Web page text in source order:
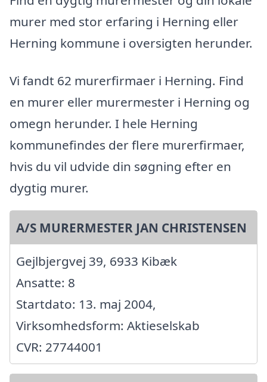
murer med stor erfaring i Herning eller
Herning kommune i oversigten herunder.
Vi fandt 62 murerfirmaer i Herning. Find
en murer eller murermester i Herning og
omegn herunder. I hele Herning
kommunefindes der flere murerfirmaer,
hvis du vil udvide din søgning efter en
dygtig murer.
A/S MURERMESTER JAN CHRISTENSEN
Gejlbjergvej 39, 6933 Kibæk
Ansatte: 8
Startdato: 13. maj 2004,
Virksomhedsform: Aktieselskab
CVR: 27744001